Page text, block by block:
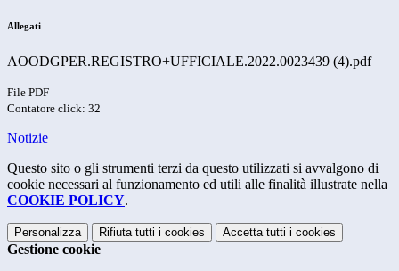
Allegati
AOODGPER.REGISTRO+UFFICIALE.2022.0023439 (4).pdf
File PDF
Contatore click: 32
Notizie
Questo sito o gli strumenti terzi da questo utilizzati si avvalgono di
cookie necessari al funzionamento ed utili alle finalità illustrate nella
COOKIE POLICY.
Personalizza Rifiuta tutti i cookies Accetta tutti i cookies
Gestione cookie